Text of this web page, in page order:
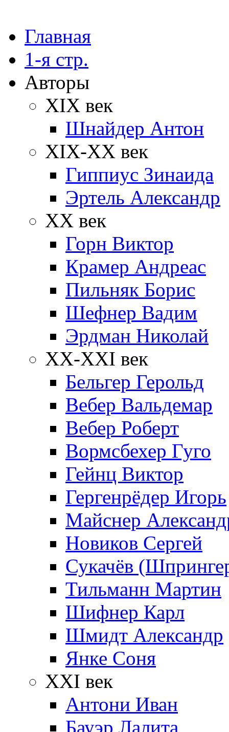
Главная
1-я стр.
Авторы
XIX век
Шнайдер Антон
XIX-XX век
Гиппиус Зинаида
Эртель Александр
XX век
Горн Виктор
Крамер Андреас
Пильняк Борис
Шефнер Вадим
Эрдман Николай
ХХ-XXI век
Бельгер Герольд
Вебер Вальдемар
Вебер Роберт
Вормсбехер Гуго
Гейнц Виктор
Гергенрёдер Игорь
Майснер
Новиков Сергей
Сукачёв
Тильманн Мартин
Шифнер Карл
Шмидт Александр
Янке Соня
XXI век
Антони Иван
Бауэр Лалита